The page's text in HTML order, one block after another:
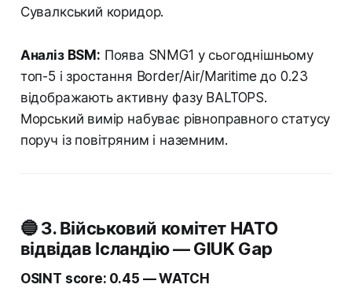
Сувалкський коридор.
Аналіз BSM: Поява SNMG1 у сьогоднішньому
топ-5 і зростання Border/Air/Maritime до 0.23
відображають активну фазу BALTOPS.
Морський вимір набуває рівноправного статусу
поруч із повітряним і наземним.
🔵 3. Військовий комітет НАТО
відвідав Ісландію — GIUK Gap
OSINT score: 0.45 — WATCH